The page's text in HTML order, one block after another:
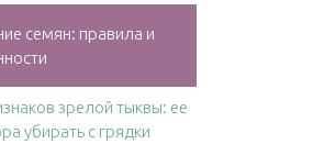
семян: правила и